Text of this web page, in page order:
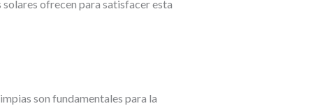
solares ofrecen para satisfacer esta
son fundamentales para la